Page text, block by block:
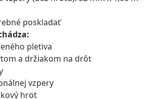
poskladať
pletiva
a držiakom na drôt
vzpery
hrot